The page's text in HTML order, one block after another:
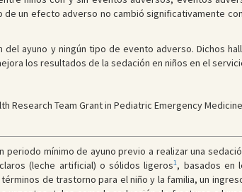
un efecto adverso no cambió significativamente
ayuno y ningún tipo de evento adverso. Dichos
los resultados de la sedación en niños en el
Research Team Grant in Pediatric Emergency
periodo mínimo de ayuno previo a realizar una
(leche artificial) o sólidos ligeros1, basados en
de trastorno para el niño y la familia, un